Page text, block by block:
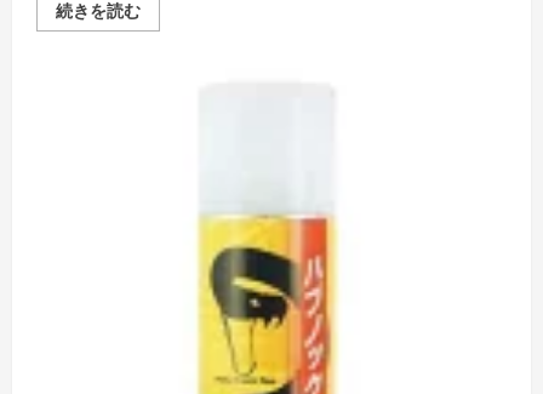
詳
続きを読むPOLICE
MAGNUM